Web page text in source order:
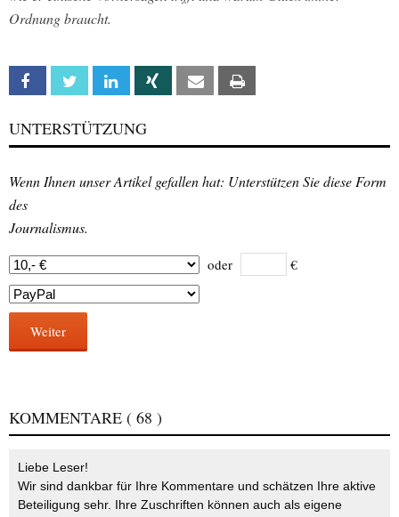
Ordnung braucht.
Facebook Twitter Linkedin Xing Email
UNTERSTÜTZUNG
Wenn Ihnen unser Artikel gefallen hat: Unterstützen Sie diese Form
des
Journalismus.
oder €
Weiter
KOMMENTARE ( 68 )
Liebe Leser!
Wir sind dankbar für Ihre Kommentare und schätzen Ihre aktive
Beteiligung sehr. Ihre Zuschriften können auch als eigene